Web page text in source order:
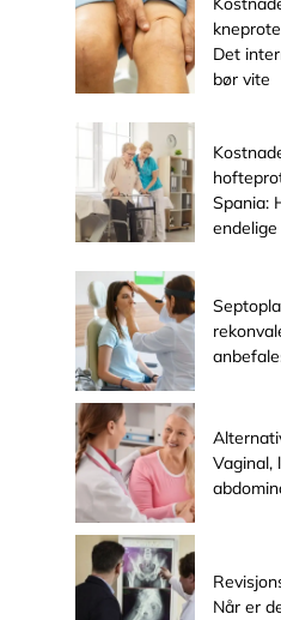
Det
bør vite
Spania:
endelige
Vaginal,
Når er